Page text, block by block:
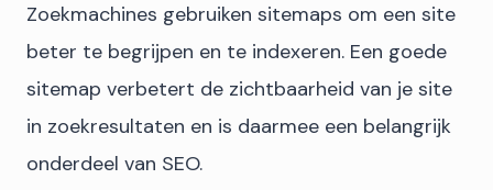
Zoekmachines gebruiken sitemaps om een site
beter te begrijpen en te indexeren. Een goede
sitemap verbetert de zichtbaarheid van je site
in zoekresultaten en is daarmee een belangrijk
onderdeel van SEO.